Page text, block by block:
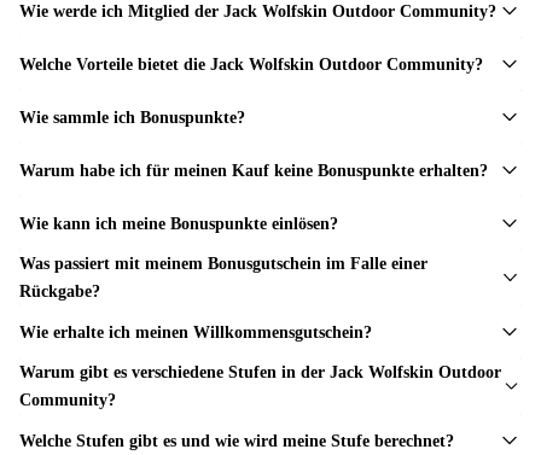
Wie werde ich Mitglied der Jack Wolfskin Outdoor Community?
Welche Vorteile bietet die Jack Wolfskin Outdoor Community?
Wie sammle ich Bonuspunkte?
Warum habe ich für meinen Kauf keine Bonuspunkte erhalten?
Wie kann ich meine Bonuspunkte einlösen?
Was passiert mit meinem Bonusgutschein im Falle einer
Rückgabe?
Wie erhalte ich meinen Willkommensgutschein?
Warum gibt es verschiedene Stufen in der Jack Wolfskin Outdoor
Community?
Welche Stufen gibt es und wie wird meine Stufe berechnet?